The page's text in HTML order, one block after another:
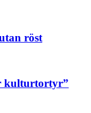
röst
kulturtortyr”